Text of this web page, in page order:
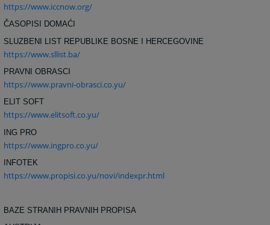
https://www.iccnow.org/
ČASOPISI DOMAĆI
SLUZBENI LIST REPUBLIKE BOSNE I HERCEGOVINE
https://www.sllist.ba/
PRAVNI OBRASCI
https://www.pravni-obrasci.co.yu/
ELIT SOFT
https://www.elitsoft.co.yu/
ING PRO
https://www.ingpro.co.yu/
INFOTEK
https://www.propisi.co.yu/novi/indexpr.html
BAZE STRANIH PRAVNIH PROPISA